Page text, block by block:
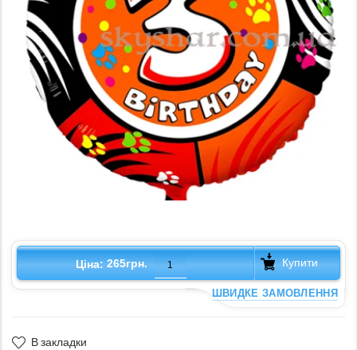
Ціна: 265грн. Купити
ШВИДКЕ ЗАМОВЛЕННЯ
В закладки